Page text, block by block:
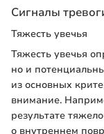
Сигналы
Тяжесть увечья
Тяжесть увечья
но и
из основных
внимание.
результате
о внутреннем